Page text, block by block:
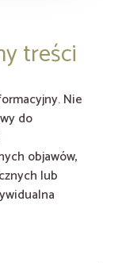
treści
Nie
do
objawów,
lub